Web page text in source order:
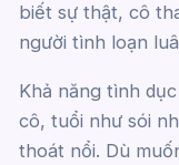
biết sự thật, cô
người tình loạn
Khả năng tình
cô, tuổi như sói
thoát nổi. Dù